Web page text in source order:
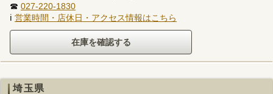
☎ 027-220-1830
ℹ 営業時間・店休日・アクセス情報はこちら
埼玉県